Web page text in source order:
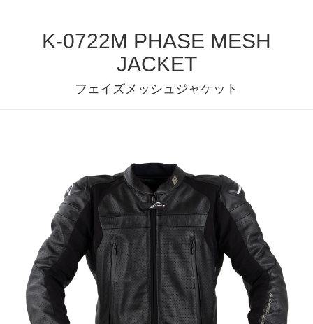
K-0722M PHASE MESH
JACKET
フェイズメッシュジャケット